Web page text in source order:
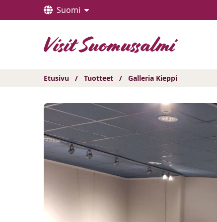
sisältöön
Suomi
Etusivu / Tuotteet / Galleria Kieppi